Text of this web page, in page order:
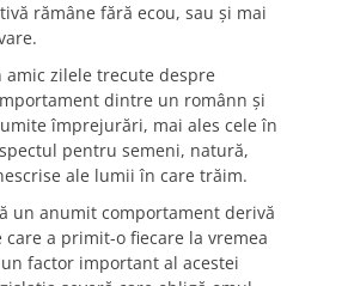
rămâne fără ecou, sau şi mai
amic zilele trecute despre
dintre un românn şi
împrejurări, mai ales cele în
pentru semeni, natură,
ale lumii în care trăim.
un anumit comportament derivă
a primit-o fiecare la vremea
factor important al acestei